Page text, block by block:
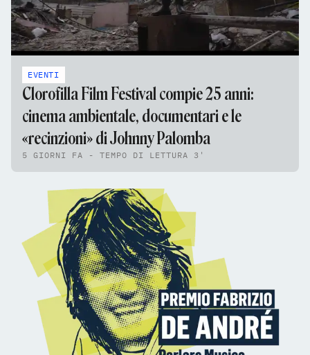
EVENTI
Clorofilla Film Festival compie 25 anni:
cinema ambientale, documentari e le
«recinzioni» di Johnny Palomba
5 GIORNI FA - TEMPO DI LETTURA 3'